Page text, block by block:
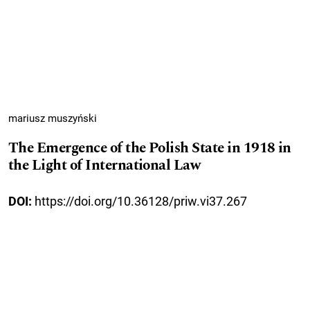
mariusz muszyński
The Emergence of the Polish State in 1918 in
the Light of International Law
DOI: https://doi.org/10.36128/priw.vi37.267